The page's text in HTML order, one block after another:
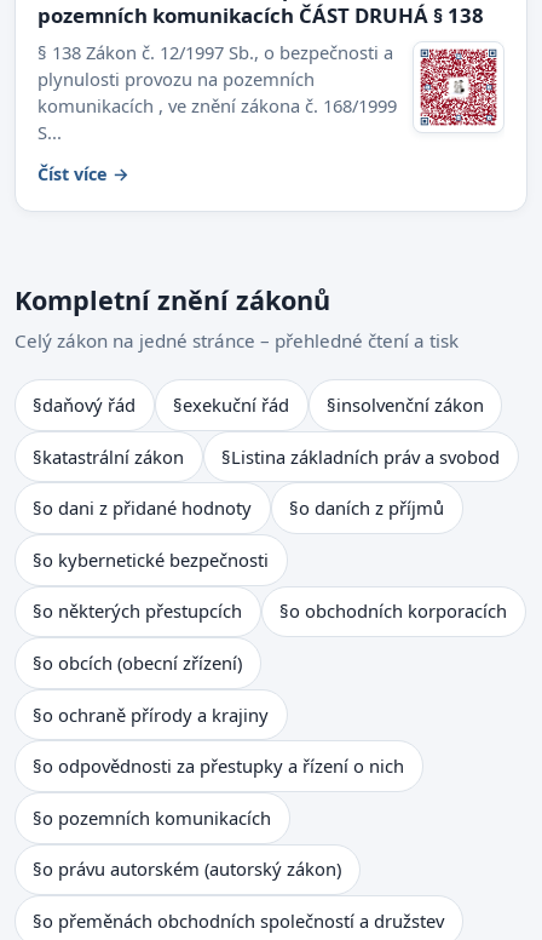
pozemních komunikacích ČÁST DRUHÁ § 138
§ 138 Zákon č. 12/1997 Sb., o bezpečnosti a
plynulosti provozu na pozemních
komunikacích , ve znění zákona č. 168/1999
S...
Číst více →
Kompletní znění zákonů
Celý zákon na jedné stránce – přehledné čtení a tisk
§daňový řád §exekuční řád §insolvenční zákon
§katastrální zákon §Listina základních práv a svobod
§o dani z přidané hodnoty §o daních z příjmů
§o kybernetické bezpečnosti
§o některých přestupcích §o obchodních korporacích
§o obcích (obecní zřízení)
§o ochraně přírody a krajiny
§o odpovědnosti za přestupky a řízení o nich
§o pozemních komunikacích
§o právu autorském (autorský zákon)
§o přeměnách obchodních společností a družstev